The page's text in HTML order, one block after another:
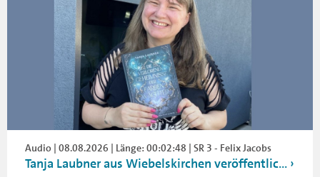
Audio | 08.08.2026 | Länge: 00:02:48 | SR 3 - Felix Jacobs
Tanja Laubner aus Wiebelskirchen veröffentlic...